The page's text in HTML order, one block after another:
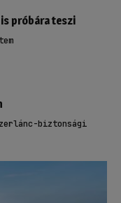
próbára teszi
biztonsági